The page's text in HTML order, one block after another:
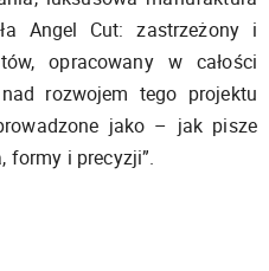
Angel Cut: zastrzeżony i
opracowany w całości
rozwojem tego projektu
jako – jak pisze
formy i precyzji”.